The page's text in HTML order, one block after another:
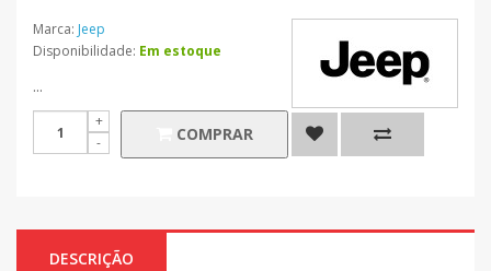
Marca: Jeep
Disponibilidade: Em estoque
...
COMPRAR
DESCRIÇÃO